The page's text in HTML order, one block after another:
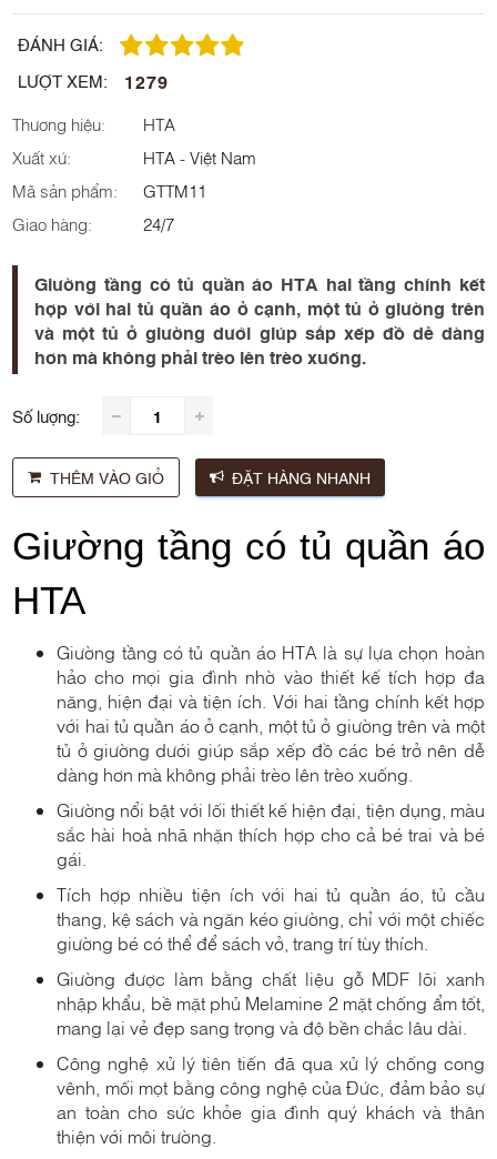
ĐÁNH GIÁ:
LƯỢT XEM:
1279
Thương hiệu:
HTA
Xuất xứ:
HTA - Việt Nam
Mã sản phẩm:
GTTM11
Giao hàng:
24/7
Giường tầng có tủ quần áo HTA hai tầng chính kết
hợp với hai tủ quần áo ở cạnh, một tủ ở giường trên
và một tủ ở giường dưới giúp sắp xếp đồ dễ dàng
hơn mà không phải trèo lên trèo xuống.
Số lượng:
THÊM VÀO GIỎ ĐẶT HÀNG NHANH
Giường tầng có tủ quần áo
HTA
Giường tầng có tủ quần áo HTA là sự lựa chọn hoàn
hảo cho mọi gia đình nhờ vào thiết kế tích hợp đa
năng, hiện đại và tiện ích. Với hai tầng chính kết hợp
với hai tủ quần áo ở cạnh, một tủ ở giường trên và một
tủ ở giường dưới giúp sắp xếp đồ các bé trở nên dễ
dàng hơn mà không phải trèo lên trèo xuống.
Giường nổi bật với lối thiết kế hiện đại, tiện dụng, màu
sắc hài hoà nhã nhặn thích hợp cho cả bé trai và bé
gái.
Tích hợp nhiều tiện ích với hai tủ quần áo, tủ cầu
thang, kệ sách và ngăn kéo giường, chỉ với một chiếc
giường bé có thể để sách vở, trang trí tùy thích.
Giường được làm bằng chất liệu gỗ MDF lõi xanh
nhập khẩu, bề mặt phủ Melamine 2 mặt chống ẩm tốt,
mang lại vẻ đẹp sang trọng và độ bền chắc lâu dài.
Công nghệ xử lý tiên tiến đã qua xử lý chống cong
vênh, mối mọt bằng công nghệ của Đức, đảm bảo sự
an toàn cho sức khỏe gia đình quý khách và thân
thiện với môi trường.